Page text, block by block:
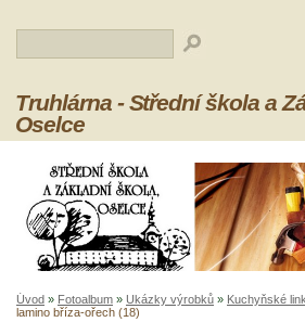
Truhlárna - Střední škola a
Oselce
Úvod » Fotoalbum » Ukázky výrobků » Kuchyňské
lamino bříza-ořech (18)